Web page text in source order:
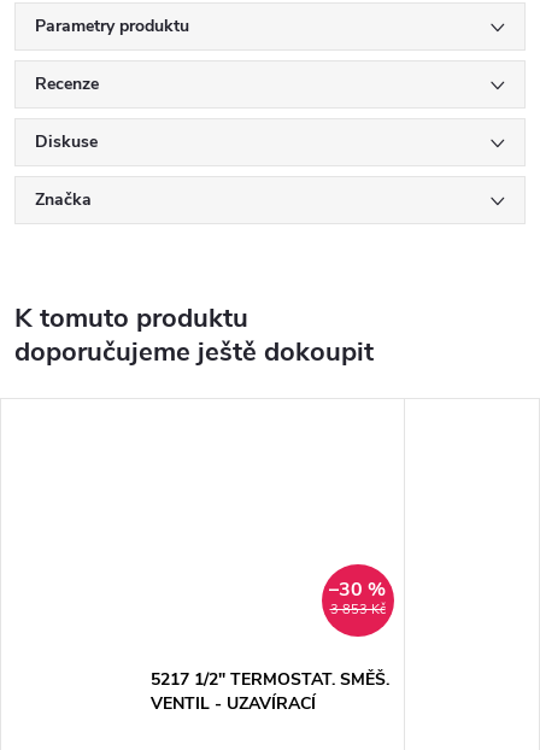
Parametry produktu
Recenze
Diskuse
Značka
K tomuto produktu
doporučujeme ještě dokoupit
3 853 Kč
–30 %
5217 1/2" TERMOSTAT. SMĚŠ.
VENTIL - UZAVÍRACÍ